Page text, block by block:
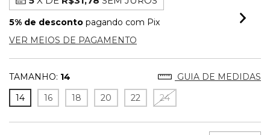
5% de desconto pagando com Pix
VER MEIOS DE PAGAMENTO
TAMANHO: 14
GUIA DE MEDIDAS
14
16 18 20 22 24